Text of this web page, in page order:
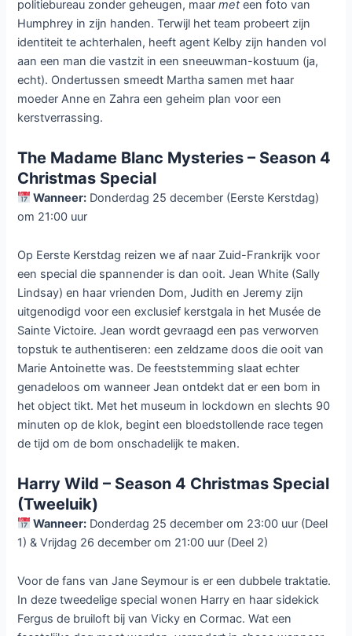
politiebureau zonder geheugen, maarmeteen foto van
Humphrey in zijn handen. Terwijl het team probeert zijn
identiteit te achterhalen, heeft agent Kelby zijn handen vol
aan een man die vastzit in een sneeuwman-kostuum (ja,
echt). Ondertussen smeedt Martha samen met haar
moeder Anne en Zahra een geheim plan voor een
kerstverrassing.
The Madame Blanc Mysteries – Season 4
Christmas Special
Wanneer: Donderdag 25 december (Eerste Kerstdag)
om 21:00 uur
Op Eerste Kerstdag reizen we af naar Zuid-Frankrijk voor
een special die spannender is dan ooit. Jean White (Sally
Lindsay) en haar vrienden Dom, Judith en Jeremy zijn
uitgenodigd voor een exclusief kerstgala in het Musée de
Sainte Victoire. Jean wordt gevraagd een pas verworven
topstuk te authentiseren: een zeldzame doos die ooit van
Marie Antoinette was. De feeststemming slaat echter
genadeloos om wanneer Jean ontdekt dat er een bom in
het object tikt. Met het museum in lockdown en slechts 90
minuten op de klok, begint een bloedstollende race tegen
de tijd om de bom onschadelijk te maken.
Harry Wild – Season 4 Christmas Special
(Tweeluik)
Wanneer: Donderdag 25 december om 23:00 uur (Deel
1) & Vrijdag 26 december om 21:00 uur (Deel 2)
Voor de fans van Jane Seymour is er een dubbele traktatie.
In deze tweedelige special wonen Harry en haar sidekick
Fergus de bruiloft bij van Vicky en Cormac. Wat een